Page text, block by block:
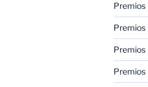
Premios
Premios
Premios
Premios